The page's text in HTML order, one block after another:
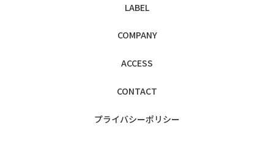
LABEL
COMPANY
ACCESS
CONTACT
プライバシーポリシー